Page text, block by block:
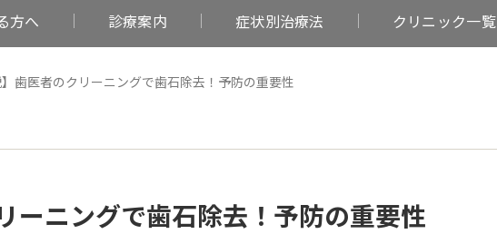
方へ 診療案内 症状別治療法 クリニック一覧
】歯医者のクリーニングで歯石除去！予防の重要性
ーニングで歯石除去！予防の重要性